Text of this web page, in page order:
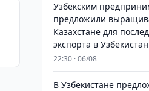
Узбекским
предложили
Казахстане для
экспорта в Узбекистан
22:30 · 06/08
В Узбекистане